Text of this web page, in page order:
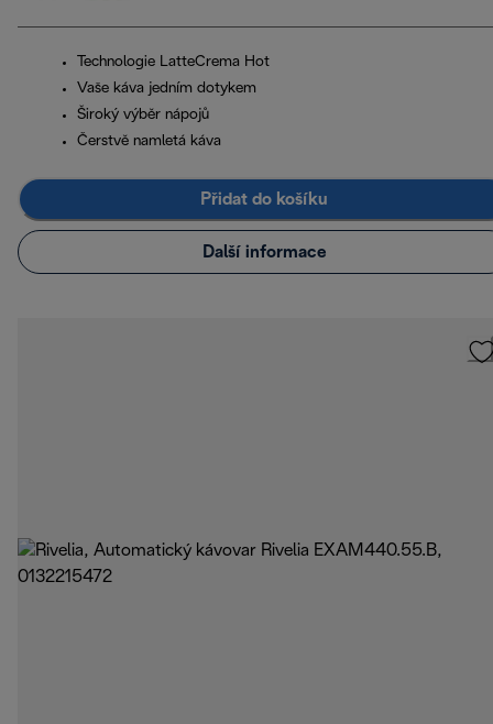
Technologie LatteCrema Hot
Vaše káva jedním dotykem
Široký výběr nápojů
Čerstvě namletá káva
Přidat do košíku
Další informace